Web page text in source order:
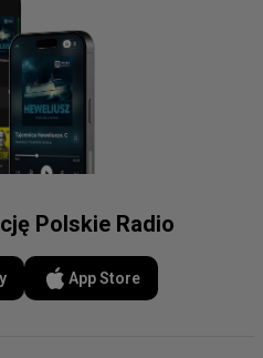
Polskie Radio
App Store